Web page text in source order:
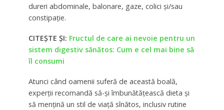
dureri abdominale, balonare, gaze, colici și/sau
constipație.
CITEȘTE ȘI: Fructul de care ai nevoie pentru un
sistem digestiv sănătos: Cum e cel mai bine să
îl consumi
Atunci când oamenii suferă de această boală,
experții recomandă să-și îmbunătățească dieta și
să mențină un stil de viață sînătos, inclusiv rutine